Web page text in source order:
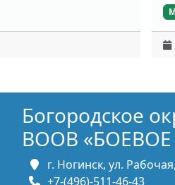
Богородское
ВООВ «БОЕВОЕ
г. Ногинск, ул.
+7-(496)-511-46-43